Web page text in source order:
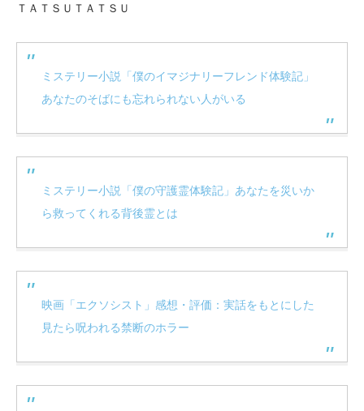
ＴＡＴＳＵＴＡＴＳＵ
ミステリー小説「僕のイマジナリーフレンド体験記」
あなたのそばにも忘れられない人がいる
ミステリー小説「僕の守護霊体験記」あなたを災いか
ら救ってくれる背後霊とは
映画「エクソシスト」感想・評価：実話をもとにした
見たら呪われる禁断のホラー